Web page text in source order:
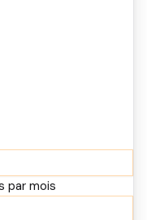
par mois